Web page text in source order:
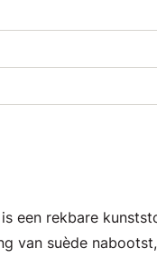
een rekbare
van suède